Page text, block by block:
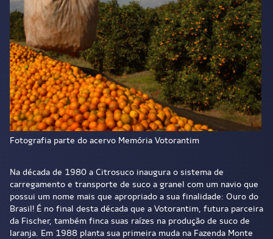
Fotografia parte do acervo Memória Votorantim
Na década de 1980 a Citrosuco inaugura o sistema de
carregamento e transporte de suco a granel com um navio que
possui um nome mais que apropriado a sua finalidade: Ouro do
Brasil! É no final desta década que a Votorantim, futura parceira
da Fischer, também finca suas raízes na produção de suco de
laranja. Em 1988 planta sua primeira muda na Fazenda Monte